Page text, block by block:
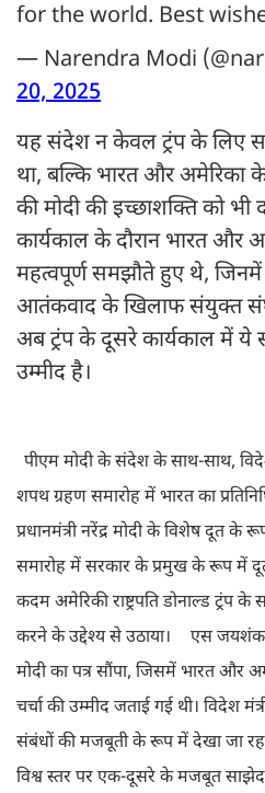
for the world. Best
— Narendra Modi
20, 2025
यह संदेश न केवल ट्रंप के लिए
था, बल्कि भारत और अमेरिका के
की मोदी की इच्छाशक्ति को भी
कार्यकाल के दौरान भारत और
महत्वपूर्ण समझौते हुए थे, जिनमें
आतंकवाद के खिलाफ संयुक्त
अब ट्रंप के दूसरे कार्यकाल में
उम्मीद है।
पीएम मोदी के संदेश के साथ-साथ,
शपथ ग्रहण समारोह में भारत का
प्रधानमंत्री नरेंद्र मोदी के विशेष दूत
समारोह में सरकार के प्रमुख के रूप में
कदम अमेरिकी राष्ट्रपति डोनाल्ड ट्रंप
करने के उद्देश्य से उठाया।
एस जयशंकर
मोदी का पत्र सौंपा, जिसमें भारत और
चर्चा की उम्मीद जताई गई थी। विदेश
संबंधों की मजबूती के रूप में देखा जा
विश्व स्तर पर एक-दूसरे के मजबूत